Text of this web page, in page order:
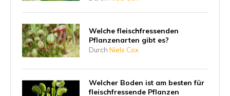
Welche fleischfressenden
Pflanzenarten gibt es?
Durch Niels Cox
Welcher Boden ist am besten für
fleischfressende Pflanzen